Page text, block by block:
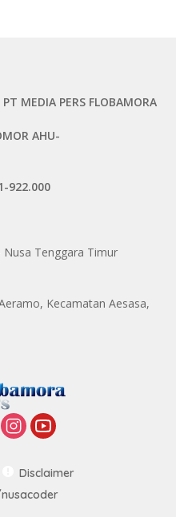
PT MEDIA PERS FLOBAMORA
AHU-
922.000
Tenggara Timur
Kecamatan Aesasa,
Disclaimer